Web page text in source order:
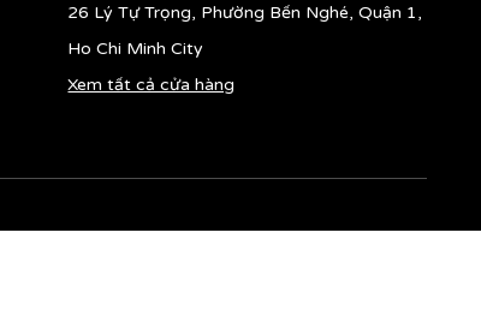
26 Lý Tự Trọng, Phường Bến Nghé, Quận 1,
Ho Chi Minh City
Xem tất cả cửa hàng